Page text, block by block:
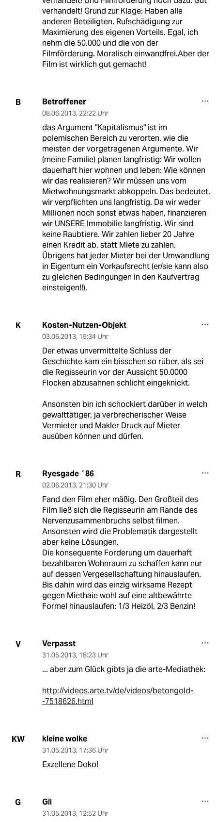
verhandelt! Grund zur Klage: Haben alle
anderen Beteiligten. Rufschädigung zur
Maximierung des eigenen Vorteils. Egal, ich
nehm die 50.000 und die von der
Filmförderung. Moralisch einwandfrei.Aber der
Film ist wirklich gut gemacht!
B Betroffener
08.06.2013, 22:22 Uhr
das Argument "Kapitalismus" ist im
polemischen Bereich zu verorten, wie die
meisten der vorgetragenen Argumente. Wir
(meine Familie) planen langfristig: Wir wollen
dauerhaft hier wohnen und leben: Wie können
wir das realisieren? Wir müssen uns vom
Mietwohnungsmarkt abkoppeln. Das bedeutet,
wir verpflichten uns langfristig. Da wir weder
Millionen noch sonst etwas haben, finanzieren
wir UNSERE Immobilie langfristig. Wir sind
keine Raubtiere. Wir zahlen lieber 20 Jahre
einen Kredit ab, statt Miete zu zahlen.
Übrigens hat jeder Mieter bei der Umwandlung
in Eigentum ein Vorkaufsrecht (er/sie kann also
zu gleichen Bedingungen in den Kaufvertrag
einsteigen!!).
K Kosten-Nutzen-Objekt
03.06.2013, 15:34 Uhr
Der etwas unvermittelte Schluss der
Geschichte kam ein bisschen so rüber, als sei
die Regisseurin vor der Aussicht 50.0000
Flocken abzusahnen schlicht eingeknickt.
Ansonsten bin ich schockiert darüber in welch
gewalttätiger, ja verbrecherischer Weise
Vermieter und Makler Druck auf Mieter
ausüben können und dürfen.
R Ryesgade ´86
02.06.2013, 21:30 Uhr
Fand den Film eher mäßig. Den Großteil des
Film ließ sich die Regisseurin am Rande des
Nervenzusammenbruchs selbst filmen.
Ansonsten wird die Problematik dargestellt
aber keine Lösungen.
Die konsequente Forderung um dauerhaft
bezahlbaren Wohnraum zu schaffen kann nur
auf dessen Vergesellschaftung hinauslaufen.
Bis dahin wird das einzig wirksame Rezept
gegen Miethaie wohl auf eine altbewährte
Formel hinauslaufen: 1/3 Heizöl, 2/3 Benzin!
V Verpasst
31.05.2013, 18:23 Uhr
... aber zum Glück gibts ja die arte-Mediathek:
http://videos.arte.tv/de/videos/betongold-
-7518626.html
KW kleine wolke
31.05.2013, 17:36 Uhr
Exzellene Doko!
G Gil
31.05.2013, 12:52 Uhr